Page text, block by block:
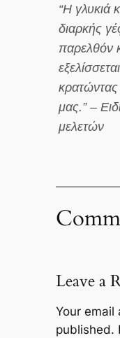
“Η γλυκιά
διαρκής
παρελθόν
κρατώντας
μας.” –
μελετών
Leave a
Your email
published.